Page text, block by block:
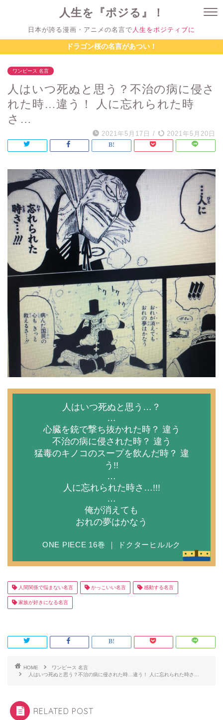
人生を『ポジる』！
日本が誇る漫画・アニメの名言で 人生をポジティブに
ドラゴン桜の名言があつい！
ワンピース 名言
人はいつ死ぬと思う？不治の病に侵さ
れた時…違う！ 人に忘れられた時
さ…
2021年5月17日 / 2021年5月20日
人はいつ死ぬと思う…？
…
心臓を銃で撃ち抜かれた時？ 違う
不治の病に侵された時？ 違う
猛毒のキノコのスープを飲んだ時？ 違
う!!
…
人に忘れられた時さ…!!!
…
俺が消えても
おれの夢はかなう
ONE PIECE 16巻 ｜ ドクターヒルルク
人間関係で悩まない名言 かっこいい名言 感動する名言
家族が好きになる名言
HOME
ワンピース 名言
人はいつ死ぬと思う？不治の病に侵された時…違う！ 人に忘れられた時さ…
RELATED POST